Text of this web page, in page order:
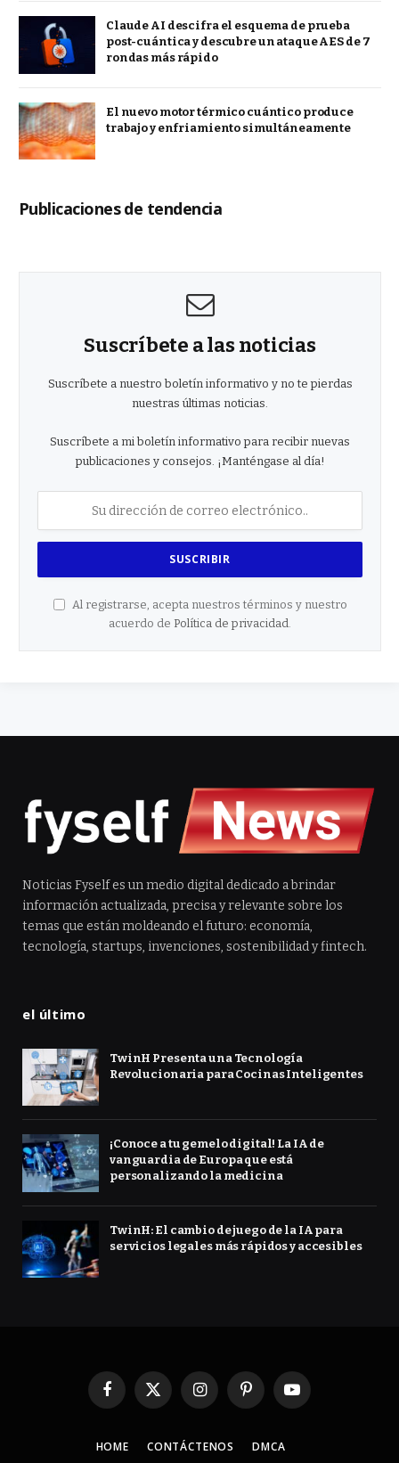
Claude AI descifra el esquema de prueba
post-cuántica y descubre un ataque AES de 7
rondas más rápido
El nuevo motor térmico cuántico produce
trabajo y enfriamiento simultáneamente
Publicaciones de tendencia
Suscríbete a las noticias
Suscríbete a nuestro boletín informativo y no te pierdas
nuestras últimas noticias.
Suscríbete a mi boletín informativo para recibir nuevas
publicaciones y consejos. ¡Manténgase al día!
Al registrarse, acepta nuestros términos y nuestro
acuerdo de Política de privacidad.
Noticias Fyself es un medio digital dedicado a brindar
información actualizada, precisa y relevante sobre los
temas que están moldeando el futuro: economía,
tecnología, startups, invenciones, sostenibilidad y fintech.
el último
TwinH Presenta una Tecnología
Revolucionaria para Cocinas Inteligentes
¡Conoce a tu gemelo digital! La IA de
vanguardia de Europa que está
personalizando la medicina
TwinH: El cambio de juego de la IA para
servicios legales más rápidos y accesibles
Facebook
X
InstagramPinterestYouTube
HOME CONTÁCTENOS DMCA